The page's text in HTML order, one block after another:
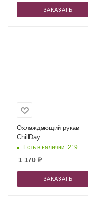
ЗАКАЗАТЬ
Охлаждающий рукав
ChillDay
Есть в наличии: 219
1 170 ₽
ЗАКАЗАТЬ